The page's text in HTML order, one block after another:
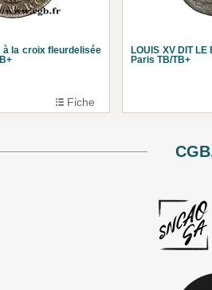
à la croix fleurdelisée
Fiche
LOUIS XV DIT
Paris TB/TB+